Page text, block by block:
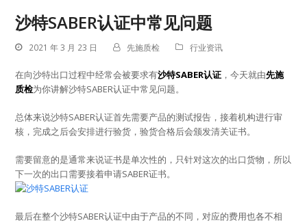
沙特SABER认证中常见问题
2021 年 3 月 23 日 先施质检 行业资讯
在向沙特出口过程中经常会被要求有沙特SABER认证 ，今天就由先施
质检为你讲解沙特SABER认证中常见问题。
总体来说沙特SABER认证首先需要产品的测试报告，接着机构进行审
核，完成之后会安排进行验货，验货合格后会颁发清关证书。
需要留意的是通常来说证书是单次性的，只针对这次的出口货物，所以
下一次的出口需要接着申请SABER证书。
最后在整个沙特SABER认证中由于产品的不同，对应的费用也各不相